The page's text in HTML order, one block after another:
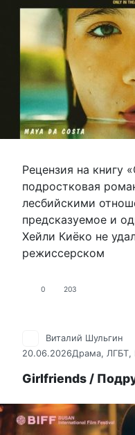
Рецензия на книгу
подростковая
лесбийскими
предсказуемое и
Хейли Киёко не
режиссерском
0 203
Виталий Шульгин
20.06.2026Драма, ЛГБТ,
Girlfriends /